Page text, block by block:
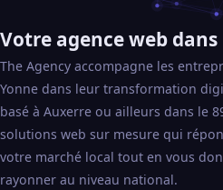
Votre agence web dans
The Agency accompagne les
Yonne dans leur transformation
basé à Auxerre ou ailleurs dans le
solutions web sur mesure qui
votre marché local tout en vous
rayonner au niveau national.